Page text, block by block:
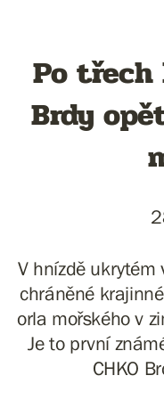
Po třech
Brdy
V hnízdě ukrytém
chráněné
orla mořského v
Je to první
CHKO